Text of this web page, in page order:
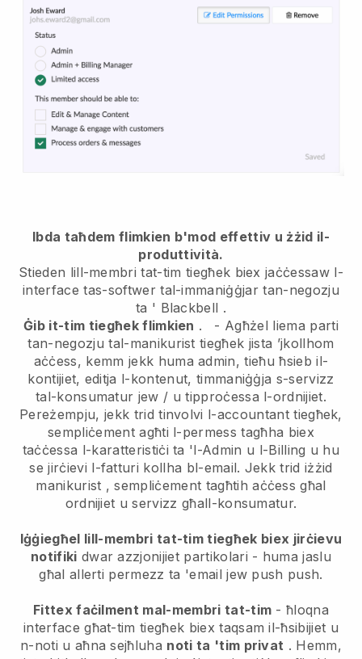
Ibda taħdem flimkien b'mod effettiv u żżid il-
produttività.
Stieden lill-membri tat-tim tiegħek biex jaċċessaw l-
interface tas-softwer tal-immaniġġjar tan-negozju
ta ' Blackbell .
Ġib it-tim tiegħek flimkien . - Agħżel liema parti
tan-negozju tal-manikurist tiegħek jista ’jkollhom
aċċess, kemm jekk huma admin, tieħu ħsieb il-
kontijiet, editja l-kontenut, timmaniġġja s-servizz
tal-konsumatur jew / u tipproċessa l-ordnijiet.
Pereżempju, jekk trid tinvolvi l-accountant tiegħek,
sempliċement agħti l-permess tagħha biex
taċċessa l-karatteristiċi ta 'l-Admin u l-Billing u hu
se jirċievi l-fatturi kollha bl-email. Jekk trid iżżid
manikurist , sempliċement tagħtih aċċess għal
ordnijiet u servizz għall-konsumatur.
Iġġiegħel lill-membri tat-tim tiegħek biex jirċievu
notifiki dwar azzjonijiet partikolari - huma jaslu
għal allerti permezz ta 'email jew push push.
Fittex faċilment mal-membri tat-tim - ħloqna
interface għat-tim tiegħek biex taqsam il-ħsibijiet u
n-noti u aħna sejħluha noti ta 'tim privat . Hemm,